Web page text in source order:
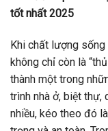
tốt nhất 2025
Khi chất lượng
không chỉ còn là
thành một trong
trình nhà ở, biệt thự,
nhiều, kéo theo đó